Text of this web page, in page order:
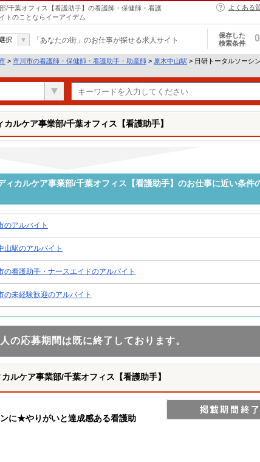
千葉オフィス【看護助手】の看護師・保健師・看護
トのことならイーアイデム
よくある
択 「あなたの街」のお仕事が探せる求人サイト
保存した
検索条件
0
> 市川市の看護師・保健師・看護助手・助産師 > 原木中山駅 > 日研トータルソーシ
ルケア事業部/千葉オフィス【看護助手】
カルケア事業部/千葉オフィス【看護助手】のお仕事に近い条件
のアルバイト
山駅のアルバイト
の看護助手・ナースエイドのアルバイト
の未経験歓迎のアルバイト
の応募期間は既に終了しております。
ルケア事業部/千葉オフィス【看護助手】
に★やりがいと達成感ある看護助